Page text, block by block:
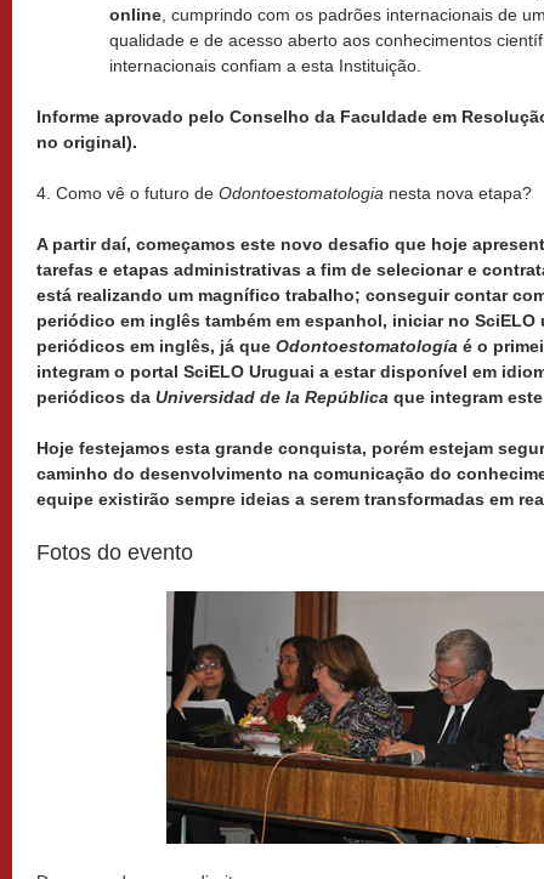
online , cumprindo com os padrões internacionais de
qualidade e de acesso aberto aos conhecimentos
internacionais confiam a esta Instituição.
Informe aprovado pelo Conselho da Faculdade em
no original).
4. Como vê o futuro de Odontoestomatologia nesta nova etapa?
A partir daí, começamos este novo desafio que hoje
tarefas e etapas administrativas a fim de selecionar e
está realizando um magnífico trabalho; conseguir contar
periódico em inglês também em espanhol, iniciar no
periódicos em inglês, já que Odontoestomatología é o
integram o portal SciELO Uruguai a estar disponível em
periódicos da Universidad de la República que integram
Hoje festejamos esta grande conquista, porém estejam
caminho do desenvolvimento na comunicação do
equipe existirão sempre ideias a serem transformadas em
Fotos do evento